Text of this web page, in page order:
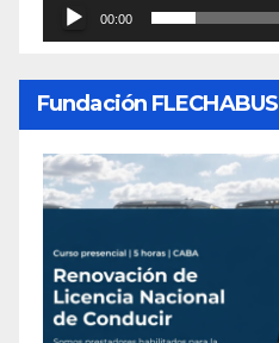
00:00
Fundación FLECHABUS